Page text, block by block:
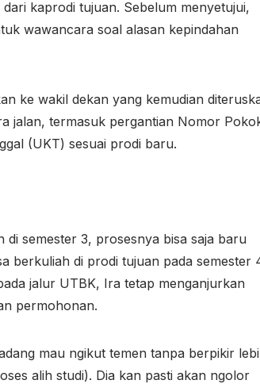
kaprodi tujuan. Sebelum menyetujui,
wawancara soal alasan kepindahan
ke wakil dekan yang kemudian
jalan, termasuk pergantian Nomor
(UKT) sesuai prodi baru.
di semester 3, prosesnya bisa saja baru
berkuliah di prodi tujuan pada semester
jalur UTBK, Ira tetap menganjurkan
permohonan.
mau ngikut temen tanpa berpikir
alih studi). Dia kan pasti akan ngolor